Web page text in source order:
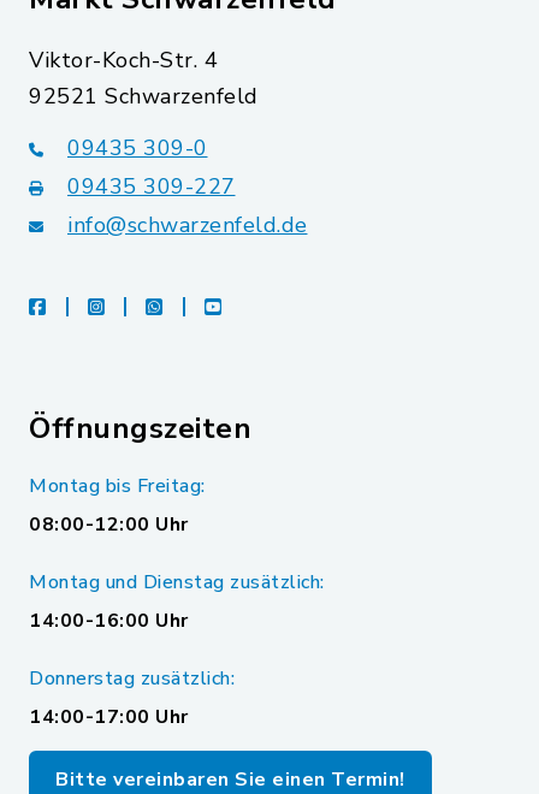
Viktor-Koch-Str. 4
92521 Schwarzenfeld
09435 309-0
09435 309-227
info@schwarzenfeld.de
facebookinstagramwhatsappyoutube
Öffnungszeiten
Montag bis Freitag:
08:00-12:00 Uhr
Montag und Dienstag zusätzlich:
14:00-16:00 Uhr
Donnerstag zusätzlich:
14:00-17:00 Uhr
Bitte vereinbaren Sie einen Termin!